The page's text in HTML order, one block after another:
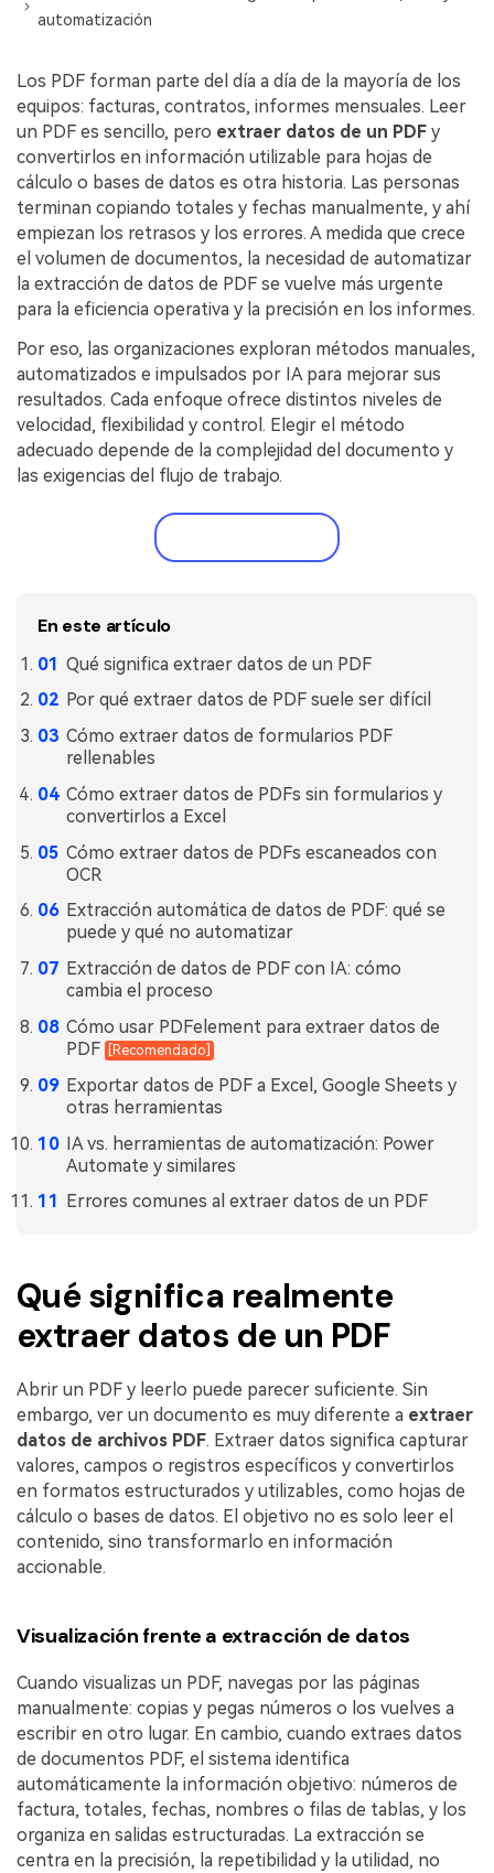
Extraer datos de PDF
Proteger PDF
Compartir PDF
Soluciones completas
Educación
Servicio de TI
Legal
Sanidad
Finanzas
Publicación
Explorar todas las características
Comparación de software
Usar mejor PDFelement
¿Qué hay de nuevo?
Especificaciones técnicas
Soporte de contacto
Guía del usuario
PDFelement para Windows
PDFelement para Mac
Videos tutoriales
PDFelement para iOS
PDFelement para Android
Centro de conocimiento
Plantillas de PDF gratuitas
Descuento educativo
Adquiere PDFelement con descuento académico.
Centro de descargas
Descarga las herramientas de PDF.
Actualización
automatización
Los PDF forman parte del día a día de la mayoría de los
equipos: facturas, contratos, informes mensuales. Leer
un PDF es sencillo, pero extraer datos de un PDF y
convertirlos en información utilizable para hojas de
cálculo o bases de datos es otra historia. Las personas
terminan copiando totales y fechas manualmente, y ahí
empiezan los retrasos y los errores. A medida que crece
el volumen de documentos, la necesidad de automatizar
la extracción de datos de PDF se vuelve más urgente
para la eficiencia operativa y la precisión en los informes.
Por eso, las organizaciones exploran métodos manuales,
automatizados e impulsados por IA para mejorar sus
resultados. Cada enfoque ofrece distintos niveles de
velocidad, flexibilidad y control. Elegir el método
adecuado depende de la complejidad del documento y
las exigencias del flujo de trabajo.
En este artículo
Qué significa extraer datos de un PDF
Por qué extraer datos de PDF suele ser difícil
Cómo extraer datos de formularios PDF
rellenables
Cómo extraer datos de PDFs sin formularios y
convertirlos a Excel
Cómo extraer datos de PDFs escaneados con
OCR
Extracción automática de datos de PDF: qué se
puede y qué no automatizar
Extracción de datos de PDF con IA: cómo
cambia el proceso
Cómo usar PDFelement para extraer datos de
PDF
[Recomendado]
Exportar datos de PDF a Excel, Google Sheets y
otras herramientas
IA vs. herramientas de automatización: Power
Automate y similares
Errores comunes al extraer datos de un PDF
Qué significa realmente
extraer datos de un PDF
Abrir un PDF y leerlo puede parecer suficiente. Sin
embargo, ver un documento es muy diferente a extraer
datos de archivos PDF. Extraer datos significa capturar
valores, campos o registros específicos y convertirlos
en formatos estructurados y utilizables, como hojas de
cálculo o bases de datos. El objetivo no es solo leer el
contenido, sino transformarlo en información
accionable.
Visualización frente a extracción de datos
Cuando visualizas un PDF, navegas por las páginas
manualmente: copias y pegas números o los vuelves a
escribir en otro lugar. En cambio, cuando extraes datos
de documentos PDF, el sistema identifica
automáticamente la información objetivo: números de
factura, totales, fechas, nombres o filas de tablas, y los
organiza en salidas estructuradas. La extracción se
centra en la precisión, la repetibilidad y la utilidad, no